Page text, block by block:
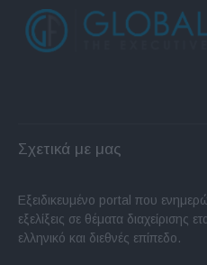
Σχετικά με μας
Εξειδικευμένο portal που
εξελίξεις σε θέματα διαχείρισης
ελληνικό και διεθνές επίπεδο.